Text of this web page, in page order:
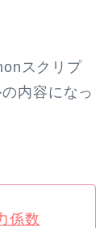
スクリプ
内容になっ
係数